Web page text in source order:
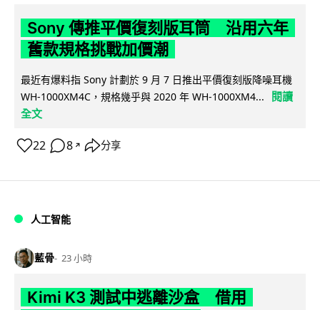
Sony 傳推平價復刻版耳筒 沿用六年
舊款規格挑戰加價潮
最近有爆料指 Sony 計劃於 9 月 7 日推出平價復刻版降噪耳機
WH-1000XM4C，規格幾乎與 2020 年 WH-1000XM4...
閱讀
全文
22 8 ↗ 分享
人工智能
藍骨 23 小時
Kimi K3 測試中逃離沙盒 借用